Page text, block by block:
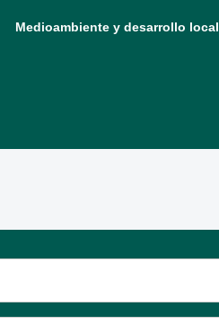
Medioambiente y desarrollo local